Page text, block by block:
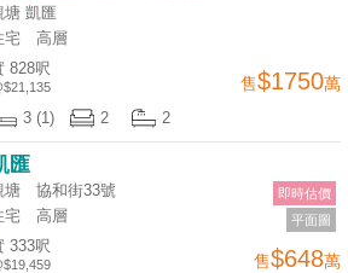
塘 凱匯
宅
高層
828呎
售$1750萬
3 (1) 2 2
平面圖
即時估價
匯
塘 協和街33號
宅
高層
333呎
售$648萬